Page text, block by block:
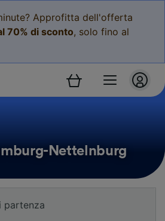
Approfitta dell'offerta
70% di sconto, solo fino al
Nettelnburg